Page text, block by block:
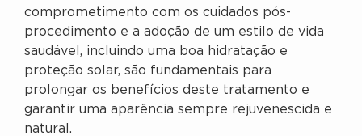
comprometimento com os cuidados pós-
procedimento e a adoção de um estilo de vida
saudável, incluindo uma boa hidratação e
proteção solar, são fundamentais para
prolongar os benefícios deste tratamento e
garantir uma aparência sempre rejuvenescida e
natural.